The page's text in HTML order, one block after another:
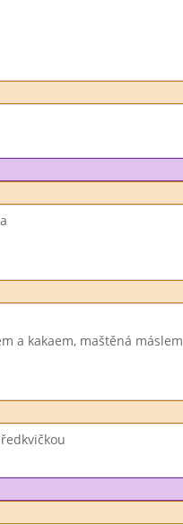
a kakaem, maštěná máslem